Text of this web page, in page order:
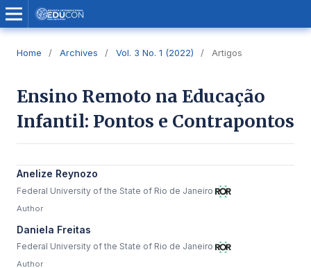
Home / Archives / Vol. 3 No. 1 (2022) / Artigos
Ensino Remoto na Educação
Infantil: Pontos e Contrapontos
Anelize Reynozo
Federal University of the State of Rio de Janeiro
Author
Daniela Freitas
Federal University of the State of Rio de Janeiro
Author